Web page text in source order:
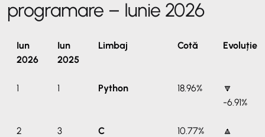
programare – Iunie 2026
Iun
2026
Iun
2025
Limbaj Cotă Evoluție
1 1 Python 18.96%
🔽
-6.91%
2 3 C 10.77%
🔼